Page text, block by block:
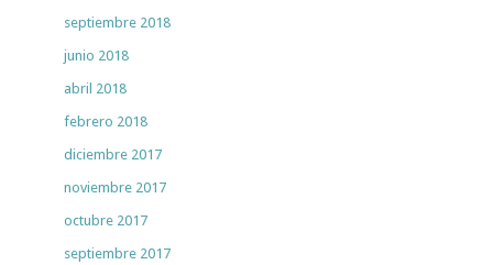
septiembre 2018
junio 2018
abril 2018
febrero 2018
diciembre 2017
noviembre 2017
octubre 2017
septiembre 2017